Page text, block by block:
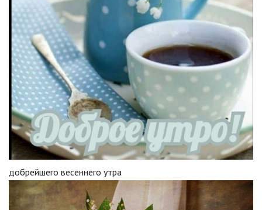
добрейшего весеннего утра